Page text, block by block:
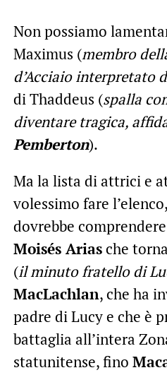
Non possiamo
Maximus (membro
d’Acciaio interpretato
di Thaddeus (spalla
diventare tragica,
Pemberton).
Ma la lista di attrici e
volessimo fare
dovrebbe
Moisés Ariasche
(il minuto fratello di
MacLachlan, che ha
padre di Lucy e che è
battaglia all’intera
statunitense, fino